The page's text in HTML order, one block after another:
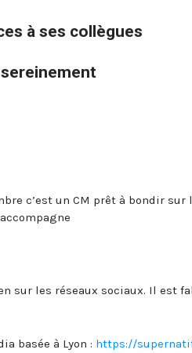
à ses collègues
c’est un CM prêt à bondir
sur les réseaux sociaux. Il est
basée à Lyon : https://